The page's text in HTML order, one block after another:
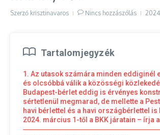
Szerző krisztinavaros Nincs hozzászólás
Tartalomjegyzék
1. Az utasok számára minden eddiginél
és olcsóbbá válik a közösségi
Budapest-bérlet eddig is érvényes
sértetlenül megmarad, de mellette a
havi bérlettel és a havi országbérlettel is
2024. március 1-től a BKK járatain – írja